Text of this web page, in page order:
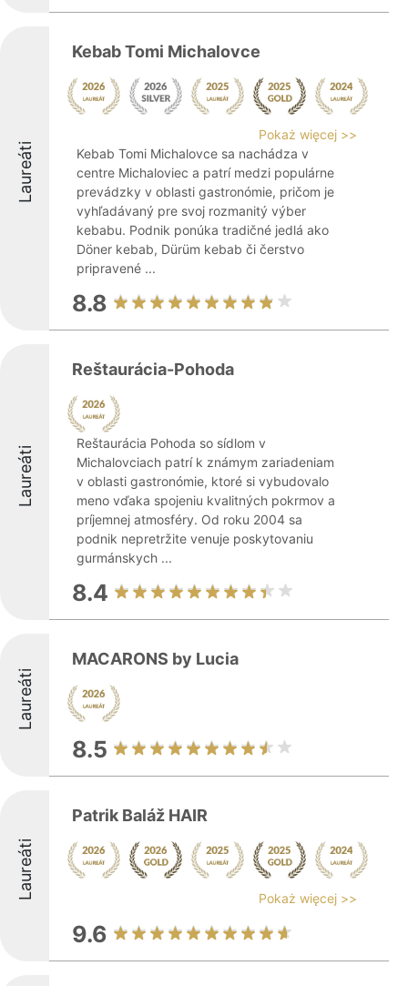
Laureáti
Kebab Tomi Michalovce
Pokaż więcej >>
Kebab Tomi Michalovce sa nachádza v
centre Michaloviec a patrí medzi populárne
prevádzky v oblasti gastronómie, pričom je
vyhľadávaný pre svoj rozmanitý výber
kebabu. Podnik ponúka tradičné jedlá ako
Döner kebab, Dürüm kebab či čerstvo
pripravené ...
8.8
Laureáti
Reštaurácia-Pohoda
Reštaurácia Pohoda so sídlom v
Michalovciach patrí k známym zariadeniam
v oblasti gastronómie, ktoré si vybudovalo
meno vďaka spojeniu kvalitných pokrmov a
príjemnej atmosféry. Od roku 2004 sa
podnik nepretržite venuje poskytovaniu
gurmánskych ...
8.4
Laureáti
MACARONS by Lucia
8.5
Laureáti
Patrik Baláž HAIR
Pokaż więcej >>
9.6